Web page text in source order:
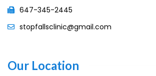
647-345-2445
stopfallsclinic@gmail.com
Our Location